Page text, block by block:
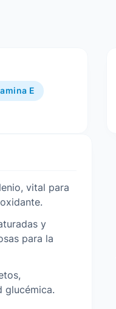
E
vital para
y
para la
glucémica.